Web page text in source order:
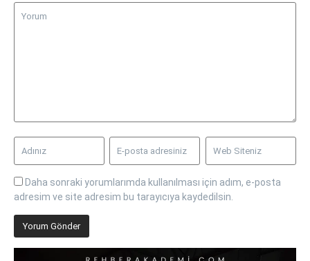
Daha sonraki yorumlarımda kullanılması için adım, e-posta
adresim ve site adresim bu tarayıcıya kaydedilsin.